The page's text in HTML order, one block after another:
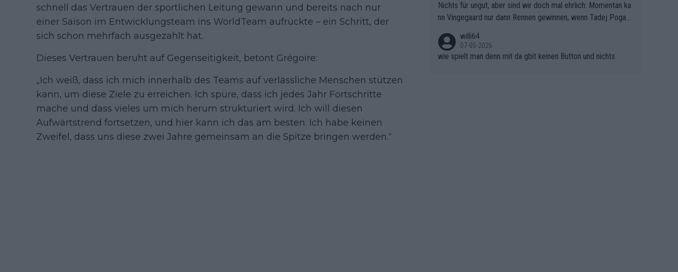
schnell das Vertrauen der sportlichen Leitung gewann und bereits nach nur
einer Saison im Entwicklungsteam ins WorldTeam aufrückte – ein Schritt, der
sich schon mehrfach ausgezahlt hat.
Dieses Vertrauen beruht auf Gegenseitigkeit, betont Grégoire:
„Ich weiß, dass ich mich innerhalb des Teams auf verlässliche Menschen stützen
kann, um diese Ziele zu erreichen. Ich spüre, dass ich jedes Jahr Fortschritte
mache und dass vieles um mich herum strukturiert wird. Ich will diesen
Aufwärtstrend fortsetzen, und hier kann ich das am besten. Ich habe keinen
Zweifel, dass uns diese zwei Jahre gemeinsam an die Spitze bringen werden.“
große Finale Richtung Nizza. Niewiadoma hat psychologisch O
berwasser, aber SD Worx und Vollering müssen jetzt All-In ge
hen. (gregmann)
Nichts für ungut, aber sind wir doch mal ehrlich: Momentan ka
nn Vingegaard nur dann Rennen gewinnen, wenn Tadej Pogaca
willi64
07-05-2026
wie spielt man denn mit da gbit keinen Button und nichts